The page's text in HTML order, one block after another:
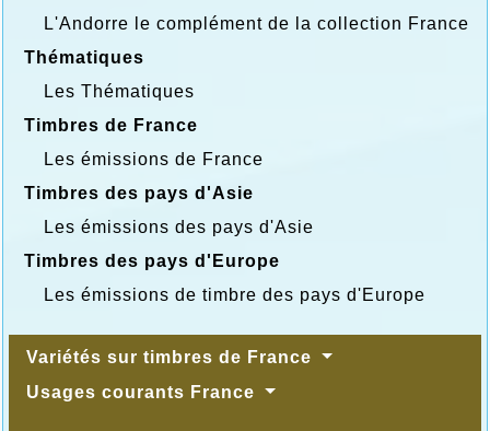
L'Andorre le complément de la collection France
Thématiques
Les Thématiques
Timbres de France
Les émissions de France
Timbres des pays d'Asie
Les émissions des pays d'Asie
Timbres des pays d'Europe
Les émissions de timbre des pays d'Europe
Variétés sur timbres de France
Usages courants France